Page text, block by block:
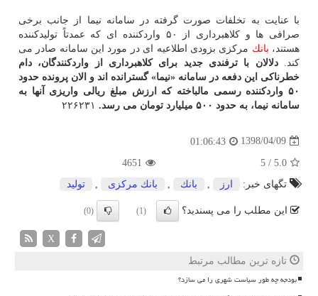
با عنایت به تخلفات صورت گرفته در سامانه نیما از جانب برخی
صرافی ها و كلاهبرداری از ۵۰ واردكننده ای كه عمدتاً تولیدكننده
هستند، بانك مركزی بزودی اطلاعیه ای در مورد این سامانه صادر می
كند.دلالان با ترفندی جدید برای كلاهبرداری از واردكنندگان، دام
خطرناكی این دفعه در سامانه «نیما» گسترانده اند و الان پرونده حدود
۵۰ واردكننده رسمی مالباخته كه ارزش مبلغ ریالی واریزی آنها به
سامانه نیما، به حدود ۵۰۰ میلیارد تومان می رسد.
1398/04/09
01:06:43
5.0
/
5
4651
تگهای خبر:
ارز بانك بانك مركزی تولید
این مطلب را می پسندید؟ (1)
(0)
X
تازه ترین مطالب مرتبط
بودجه چه طور سیاست شهری را می سازد؟